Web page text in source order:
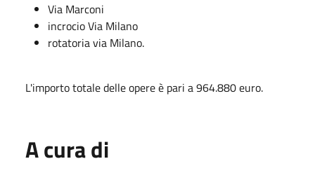
Via Marconi
incrocio Via Milano
rotatoria via Milano.
L'importo totale delle opere è pari a 964.880 euro.
A cura di